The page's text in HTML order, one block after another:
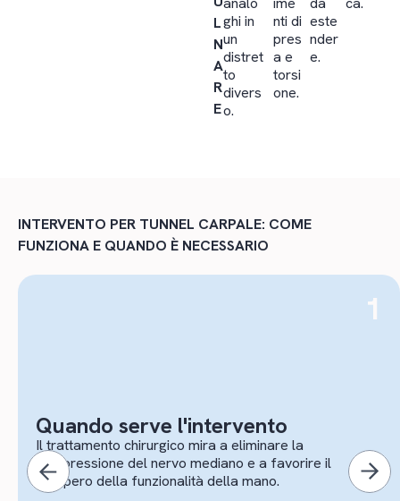
L
N
A
R
E
ghi in
un
distret
to
divers
o.
nti di
pres
a e
torsi
one.
este
nder
e.
INTERVENTO PER TUNNEL CARPALE: COME
FUNZIONA E QUANDO È NECESSARIO
1
Quando serve l'intervento
Il trattamento chirurgico mira a eliminare la
compressione del nervo mediano e a favorire il
recupero della funzionalità della mano.